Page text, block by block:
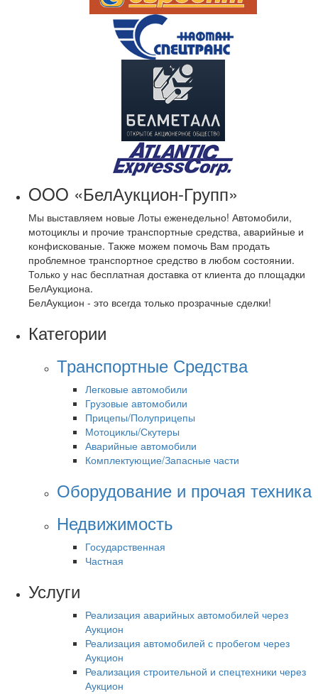
OOO «БелАукцион-Групп»
Мы выставляем новые Лоты еженедельно! Автомобили,
мотоциклы и прочие транспортные средства, аварийные и
конфискованые. Также можем помочь Вам продать
проблемное транспортное средство в любом состоянии.
Только у нас бесплатная доставка от клиента до площадки
БелАукциона.
БелАукцион - это всегда только прозрачные сделки!
Категории
Транспортные Средства
Легковые автомобили
Грузовые автомобили
Прицепы/Полуприцепы
Мотоциклы/Скутеры
Аварийные автомобили
Комплектующие/Запасные части
Оборудование и прочая техника
Недвижимость
Государственная
Частная
Услуги
Реализация аварийных автомобилей через
Аукцион
Реализация автомобилей с пробегом через
Аукцион
Реализация строительной и спецтехники через
Аукцион